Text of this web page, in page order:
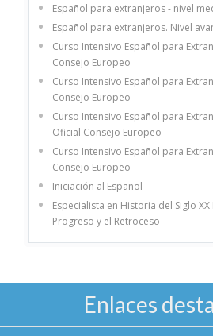
Español para extranjeros - nivel
Español para extranjeros. Nivel
Curso Intensivo Español para
Consejo Europeo
Curso Intensivo Español para
Consejo Europeo
Curso Intensivo Español para
Oficial Consejo Europeo
Curso Intensivo Español para
Consejo Europeo
Iniciación al Español
Especialista en Historia del Siglo XX
Progreso y el Retroceso
Enlaces